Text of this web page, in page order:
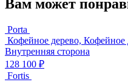
Вам может
Porta
Кофейное дерево, Кофейное
Внутренняя сторона
128 100 ₽
Fortis